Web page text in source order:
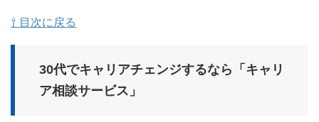
⇧ 目次に戻る
30代でキャリアチェンジするなら「キャリ
ア相談サービス」